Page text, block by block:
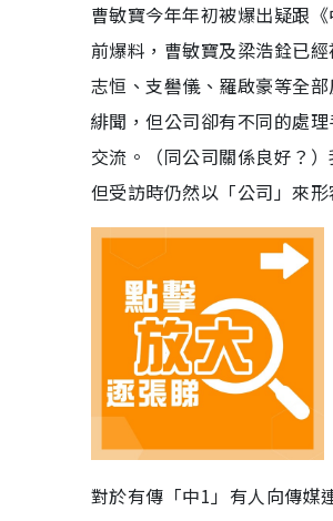
曹敏寶今年年初被爆出疑跟
前爆料，曹敏寶及梁浩銓已
志恒、支嚳儀、羅啟豪等全
緋聞，但公司卻有不同的處
交流。（同公司關係良好？
但受訪時仍然以「公司」來形
對於有傳「中1」有人向傳媒